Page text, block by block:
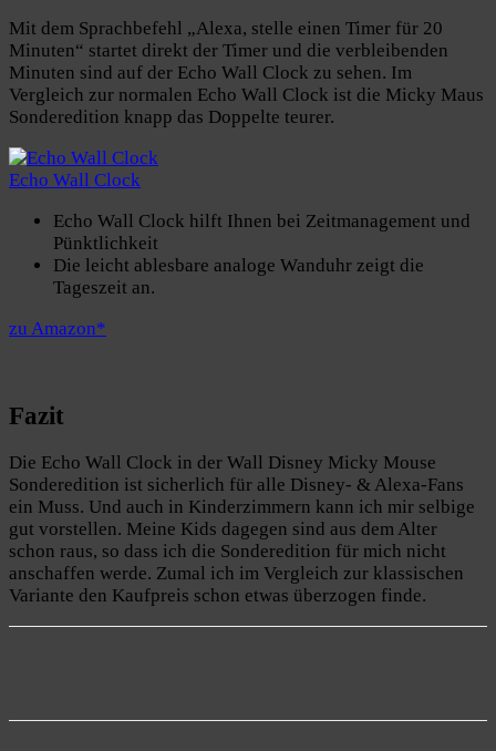
Mit dem Sprachbefehl „Alexa, stelle einen Timer für 20
Minuten“ startet direkt der Timer und die verbleibenden
Minuten sind auf der Echo Wall Clock zu sehen. Im
Vergleich zur normalen Echo Wall Clock ist die Micky Maus
Sonderedition knapp das Doppelte teurer.
Echo Wall Clock
Echo Wall Clock hilft Ihnen bei Zeitmanagement und
Pünktlichkeit
Die leicht ablesbare analoge Wanduhr zeigt die
Tageszeit an.
zu Amazon*
Fazit
Die Echo Wall Clock in der Wall Disney Micky Mouse
Sonderedition ist sicherlich für alle Disney- & Alexa-Fans
ein Muss. Und auch in Kinderzimmern kann ich mir selbige
gut vorstellen. Meine Kids dagegen sind aus dem Alter
schon raus, so dass ich die Sonderedition für mich nicht
anschaffen werde. Zumal ich im Vergleich zur klassischen
Variante den Kaufpreis schon etwas überzogen finde.